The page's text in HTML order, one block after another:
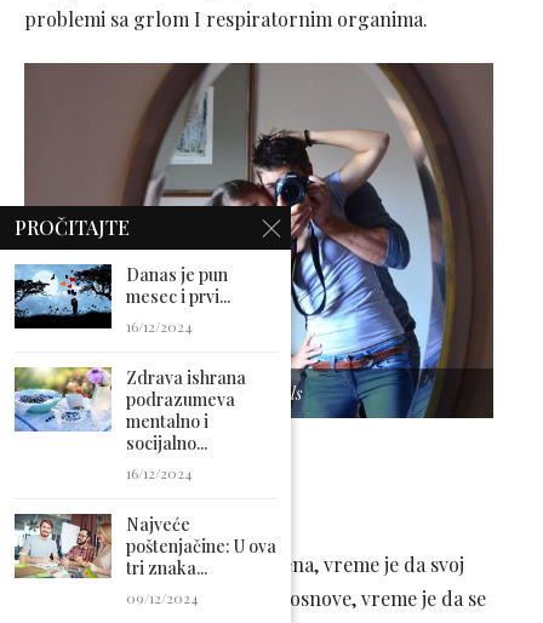
problemi sa grlom I respiratornim organima.
Foto: pexels
Ljubav
Vreme je za pokretanje promena, vreme je da svoj
odnos postavite na neke nove osnove, vreme je da se
PROČITAJTE
Danas je pun
mesec i prvi...
16/12/2024
Zdrava ishrana
podrazumeva
mentalno i
socijalno...
16/12/2024
Najveće
poštenjačine: U ova
tri znaka...
09/12/2024